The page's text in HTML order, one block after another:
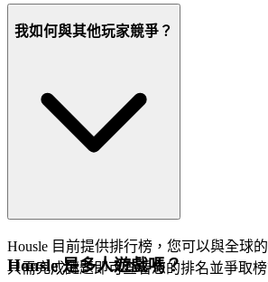
我如何與其他玩家競爭？
Housle 目前提供排行榜，您可以與全球
只需完成謎題即可查看您的排名並爭取榜
Housle 是多人遊戲嗎？